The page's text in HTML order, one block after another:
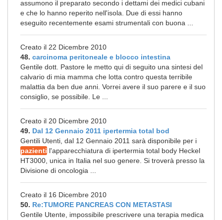
assumono il preparato secondo i dettami dei medici cubani
e che lo hanno reperito nell'isola. Due di essi hanno
eseguito recentemente esami strumentali con buona ...
Creato il 22 Dicembre 2010
48. carcinoma peritoneale e blocco intestina
Gentile dott. Pastore le metto qui di seguito una sintesi del
calvario di mia mamma che lotta contro questa terribile
malattia da ben due anni. Vorrei avere il suo parere e il suo
consiglio, se possibile. Le ...
Creato il 20 Dicembre 2010
49. Dal 12 Gennaio 2011 ipertermia total bod
Gentili Utenti, dal 12 Gennaio 2011 sarà disponibile per i
pazienti l'apparecchiatura di ipertermia total body Heckel
HT3000, unica in Italia nel suo genere. Si troverà presso la
Divisione di oncologia ...
Creato il 16 Dicembre 2010
50. Re:TUMORE PANCREAS CON METASTASI
Gentile Utente, impossibile prescrivere una terapia medica